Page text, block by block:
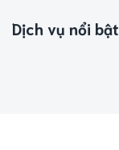
Dịch vụ nổi bật